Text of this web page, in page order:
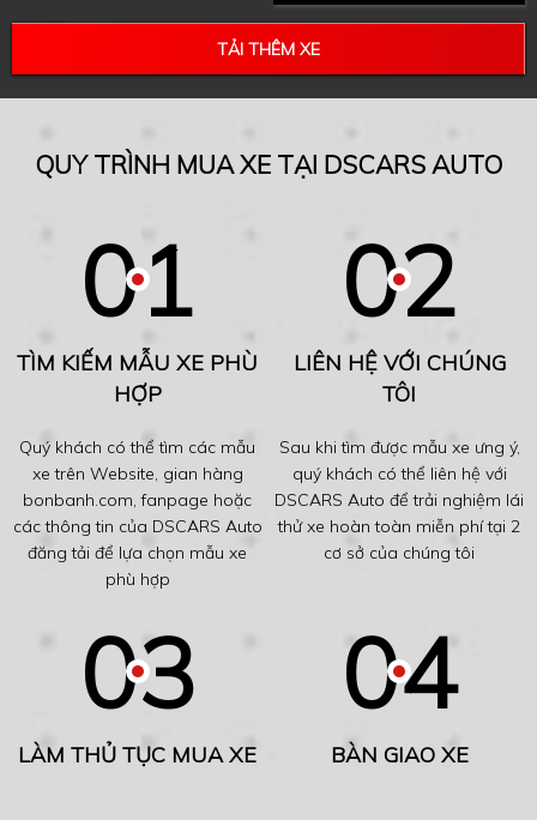
TẢI THÊM XE
QUY TRÌNH MUA XE TẠI DSCARS AUTO
TÌM KIẾM MẪU XE PHÙ
HỢP
Quý khách có thể tìm các mẫu
xe trên Website, gian hàng
bonbanh.com, fanpage hoặc
các thông tin của DSCARS Auto
đăng tải để lựa chọn mẫu xe
phù hợp
LIÊN HỆ VỚI CHÚNG
TÔI
Sau khi tìm được mẫu xe ưng ý,
quý khách có thể liên hệ với
DSCARS Auto để trải nghiệm lái
thử xe hoàn toàn miễn phí tại 2
cơ sở của chúng tôi
LÀM THỦ TỤC MUA XE BÀN GIAO XE